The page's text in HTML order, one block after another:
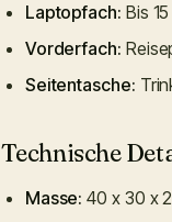
Laptopfach: Bis
Vorderfach:
Seitentasche:
Technische
Masse: 40 x 30 x